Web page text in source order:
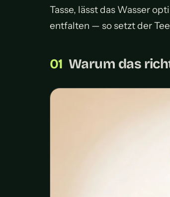
Tasse, lässt das Wasser
entfalten — so setzt der
Warum das